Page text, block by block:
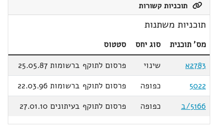
תוכניות קשורות
תוכניות משתנות
מס' תוכנית סוג יחס
סטטוס
2783א
שינוי
פרסום לתוקף ברשומות 25.05.87
5022
כפופה
פרסום לתוקף ברשומות 22.03.96
5166/ב
כפופה פרסום לתוקף בעיתונים 27.01.10